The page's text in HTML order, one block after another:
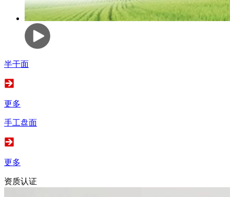
半干面
更多
手工盘面
更多
资质认证